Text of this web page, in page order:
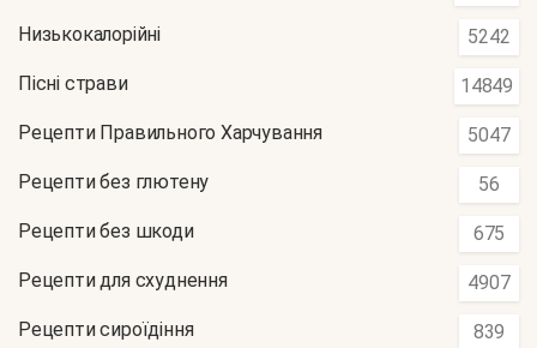
Низькокалорійні 5242
Пісні страви 14849
Рецепти Правильного Харчування 5047
Рецепти без глютену 56
Рецепти без шкоди 675
Рецепти для схуднення 4907
Рецепти сироїдіння 839